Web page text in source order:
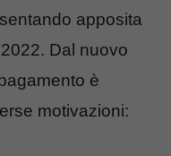
apposita
Dal nuovo
è
motivazioni: